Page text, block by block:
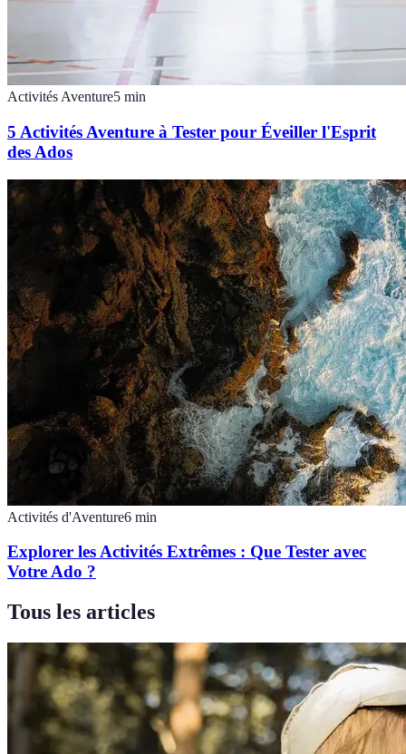
Activités Aventure5 min
5 Activités Aventure à Tester pour Éveiller l'Esprit
des Ados
Activités d'Aventure6 min
Explorer les Activités Extrêmes : Que Tester avec
Votre Ado ?
Tous les articles